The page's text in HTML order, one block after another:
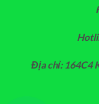
Địa chỉ: 164C4